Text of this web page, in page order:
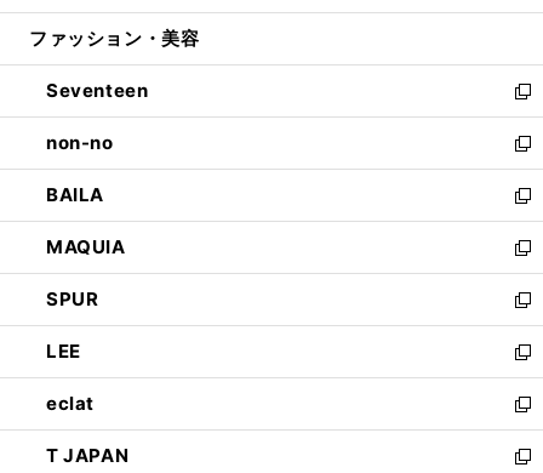
開
ウ
開
く
ン
ウ
で
開
く
ウ
ン
ド
ウ
で
開
く
ファッション・美容
Seventeen
新
し
い
ウ
ィ
ン
ド
ウ
で
開
く
non-no
新
し
い
ウ
ィ
ン
ド
ウ
で
開
く
BAILA
新
し
い
ウ
ィ
ン
ド
ウ
で
開
く
MAQUIA
新
し
い
ウ
ィ
ン
ド
ウ
で
SPUR
新
し
い
ウ
ィ
ン
ド
LEE
新
し
い
ウ
ィ
eclat
新
し
い
T JAPAN
新